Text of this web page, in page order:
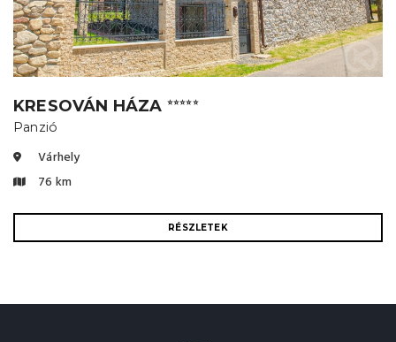
KRESOVÁN HÁZA ⭐⭐⭐⭐⭐
Panzió
Várhely
76 km
RÉSZLETEK